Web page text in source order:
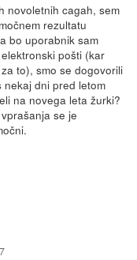
novoletnih cagah, sem
rezultatu
bo uporabnik sam
pošti (kar
to), smo se dogovorili
dni pred letom
na novega leta žurki?
se je